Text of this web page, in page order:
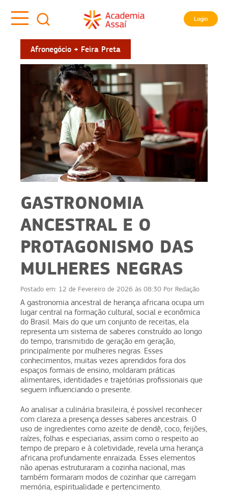
Login
Afronegócio + Feira Preta
GASTRONOMIA
ANCESTRAL E O
PROTAGONISMO DAS
MULHERES NEGRAS
Postado em: 12 de Fevereiro de 2026 às 08:30 Por Redação
A gastronomia ancestral de herança africana ocupa um
lugar central na formação cultural, social e econômica
do Brasil. Mais do que um conjunto de receitas, ela
representa um sistema de saberes construído ao longo
do tempo, transmitido de geração em geração,
principalmente por mulheres negras. Esses
conhecimentos, muitas vezes aprendidos fora dos
espaços formais de ensino, moldaram práticas
alimentares, identidades e trajetórias profissionais que
seguem influenciando o presente.
Ao analisar a culinária brasileira, é possível reconhecer
com clareza a presença desses saberes ancestrais. O
uso de ingredientes como azeite de dendê, coco, feijões,
raízes, folhas e especiarias, assim como o respeito ao
tempo de preparo e à coletividade, revela uma herança
africana profundamente enraizada. Esses elementos
não apenas estruturaram a cozinha nacional, mas
também formaram modos de cozinhar que carregam
memória, espiritualidade e pertencimento.